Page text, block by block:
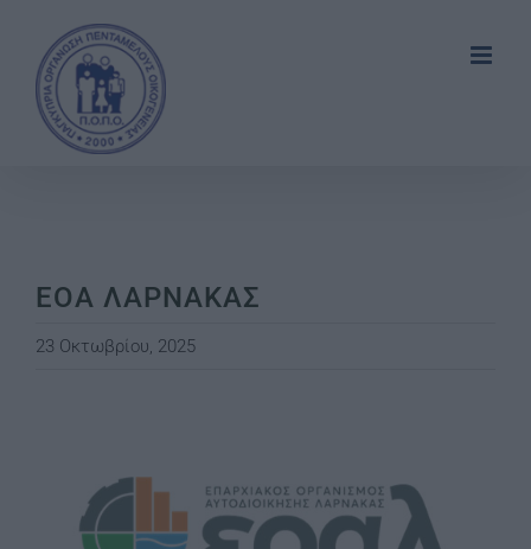
content
ΕΟΑ ΛΑΡΝΑΚΑΣ
23 Οκτωβρίου, 2025